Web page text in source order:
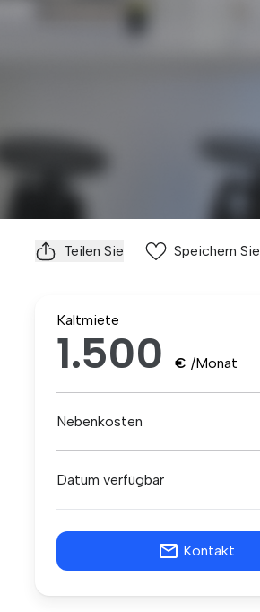
Teilen Sie Speichern Sie
Kaltmiete
1.500 € /Monat
Nebenkosten
Datum verfügbar
Kontakt